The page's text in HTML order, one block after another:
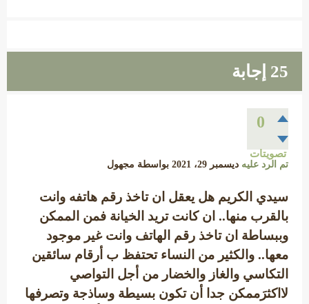
25 إجابة
0
تصويتات
تم الرد عليه ديسمبر 29، 2021 بواسطة مجهول
سيدي الكريم هل يعقل ان تاخذ رقم هاتفه وانت
بالقرب منها.. ان كانت تريد الخيانة فمن الممكن
وببساطة ان تاخذ رقم الهاتف وانت غير موجود
معها.. والكثير من النساء تحتفظ ب أرقام سائقين
التكاسي والغاز والخضار من أجل التواصي
لااكثرَممكن جدا أن تكون بسيطة وساذجة وتصرفها